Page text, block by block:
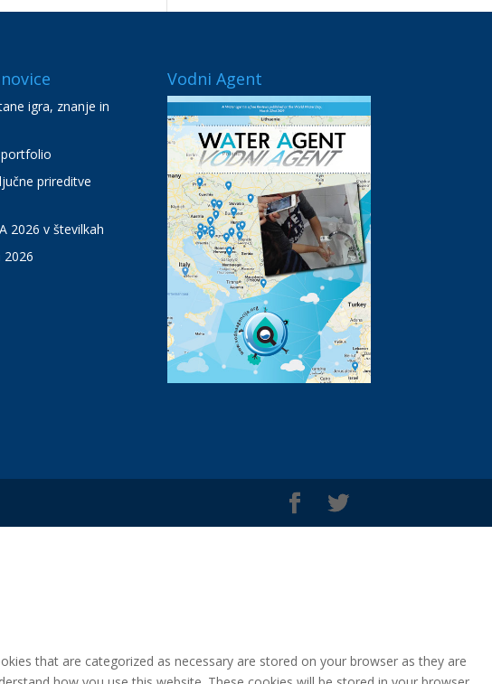
igra, znanje in
prireditve
2026 v številkah
2026
Vodni Agent
that are categorized as necessary are stored on your browser as they are